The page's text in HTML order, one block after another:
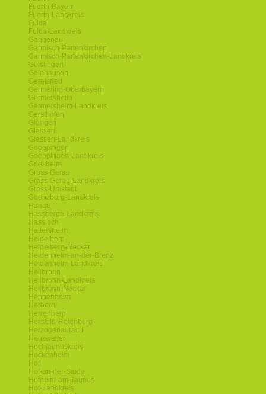
Fuerth-Bayern
Fuerth-Landkreis
Fulda
Fulda-Landkreis
Gaggenau
Garmisch-Partenkirchen
Garmisch-Partenkirchen-Landkreis
Geislingen
Gelnhausen
Geretsried
Germering-Oberbayern
Germersheim
Germersheim-Landkreis
Gersthofen
Giengen
Giessen
Giessen-Landkreis
Goeppingen
Goeppingen-Landkreis
Griesheim
Gross-Gerau
Gross-Gerau-Landkreis
Gross-Umstadt
Guenzburg-Landkreis
Hanau
Hassberge-Landkreis
Hassloch
Hattersheim
Heidelberg
Heidelberg-Neckar
Heidenheim-an-der-Brenz
Heidenheim-Landkreis
Heilbronn
Heilbronn-Landkreis
Heilbronn-Neckar
Heppenheim
Herborn
Herrenberg
Hersfeld-Rotenburg
Herzogenaurach
Heusweiler
Hochtaunuskreis
Hockenheim
Hof
Hof-an-der-Saale
Hofheim-am-Taunus
Hof-Landkreis